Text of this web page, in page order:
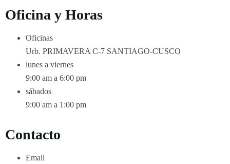
Oficina y Horas
Oficinas
Urb. PRIMAVERA C-7 SANTIAGO-CUSCO
lunes a viernes
9:00 am a 6:00 pm
sábados
9:00 am a 1:00 pm
Contacto
Email